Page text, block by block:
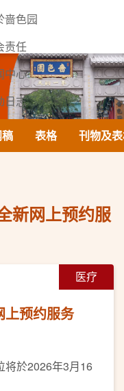
啬色园
责任
中心
日志
们
表格 刊物及
新网上预约服
医疗
上预约服务
将於2026年3月16